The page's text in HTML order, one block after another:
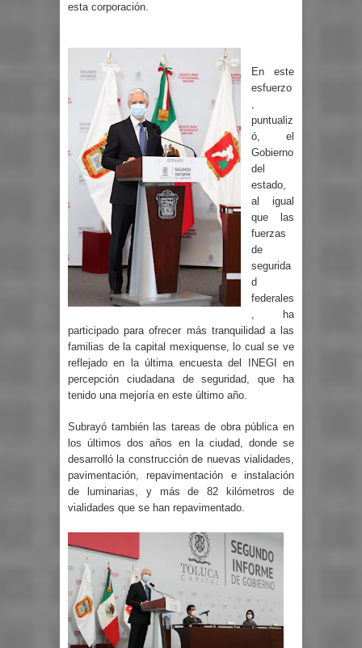
esta corporación.
En este
esfuerzo
puntualiz
ó, el
Gobierno
del
estado,
al igual
que las
fuerzas
de
segurida
d
federales
, ha
participado para ofrecer más tranquilidad a las
familias de la capital mexiquense, lo cual se ve
reflejado en la última encuesta del INEGI en
percepción ciudadana de seguridad, que ha
tenido una mejoría en este último año.
Subrayó también las tareas de obra pública en
los últimos dos años en la ciudad, donde se
desarrolló la construcción de nuevas vialidades,
pavimentación, repavimentación e instalación
de luminarias, y más de 82 kilómetros de
vialidades que se han repavimentado.